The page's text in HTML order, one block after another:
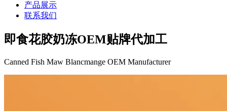
产品展示
联系我们
即食花胶奶冻OEM贴牌代加工
Canned Fish Maw Blancmange OEM Manufacturer